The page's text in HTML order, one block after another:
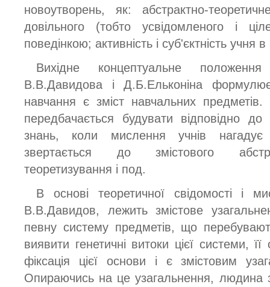
новоутворень, як: абстрактно-
довільного (тобто усвідомленого і
поведінкою; активність і суб'єктність учня
Вихідне концептуальне
В.В.Давидова і Д.Б.Ельконіна
навчання є зміст навчальних предметів.
передбачається будувати відповідно
знань, коли мислення учнів
звертається до змістового
теоретизування і под.
В основі теоретичної свідомості і
В.В.Давидов, лежить змістове
певну систему предметів, що
виявити генетичні витоки цієї системи,
фіксація цієї основи і є змістовим
Опираючись на це узагальнення, людина